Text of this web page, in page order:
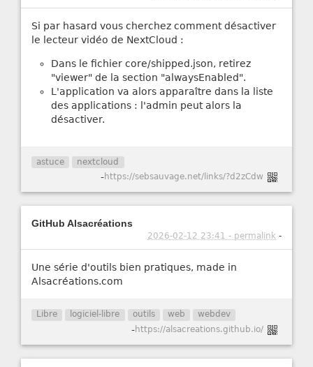
Si par hasard vous cherchez comment désactiver
le lecteur vidéo de NextCloud :
Dans le fichier core/shipped.json, retirez
"viewer" de la section "alwaysEnabled".
L'application va alors apparaître dans la liste
des applications : l'admin peut alors la
désactiver.
astuce nextcloud
-https://sebsauvage.net/links/?d2zCdw
GitHub Alsacréations
2026-02-12 23:41 - permalink -
Une série d'outils bien pratiques, made in
Alsacréations.com
Libre logiciel-libre outils web webdev
-https://alsacreations.github.io/